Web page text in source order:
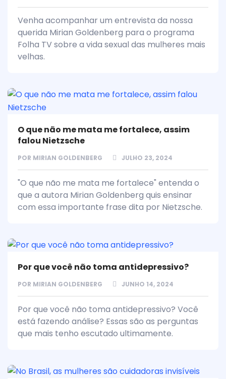
Venha acompanhar um entrevista da nossa
querida Mirian Goldenberg para o programa
Folha TV sobre a vida sexual das mulheres mais
velhas.
O que não me mata me fortalece, assim
falou Nietzsche
POR MIRIAN GOLDENBERG JULHO 23, 2024
"O que não me mata me fortalece" entenda o
que a autora Mirian Goldenberg quis ensinar
com essa importante frase dita por Nietzsche.
Por que você não toma antidepressivo?
POR MIRIAN GOLDENBERG JUNHO 14, 2024
Por que você não toma antidepressivo? Você
está fazendo análise? Essas são as perguntas
que mais tenho escutado ultimamente.